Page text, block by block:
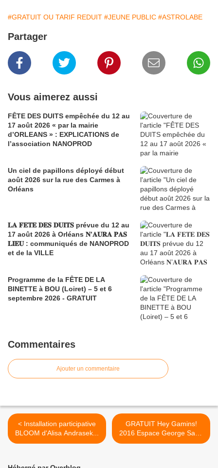
#GRATUIT OU TARIF REDUIT #JEUNE PUBLIC #ASTROLABE
Partager
Vous aimerez aussi
FÊTE DES DUITS empêchée du 12 au
17 août 2026 « par la mairie
d’ORLEANS » : EXPLICATIONS de
l’association NANOPROD
Un ciel de papillons déployé début
août 2026 sur la rue des Carmes à
Orléans
𝐋𝐀 𝐅𝐄𝐓𝐄 𝐃𝐄𝐒 𝐃𝐔𝐈𝐓𝐒 prévue du 12 au
17 août 2026 à Orléans 𝐍’𝐀𝐔𝐑𝐀 𝐏𝐀𝐒
𝐋𝐈𝐄𝐔 : communiqués de NANOPROD
et de la VILLE
Programme de la FÊTE DE LA
BINETTE à BOU (Loiret) – 5 et 6
septembre 2026 - GRATUIT
Commentaires
Ajouter un commentaire
< Installation participative
BLOOM d'Alisa Andrasek...
GRATUIT Hey Gamins!
2016 Espace George Sand
à... >